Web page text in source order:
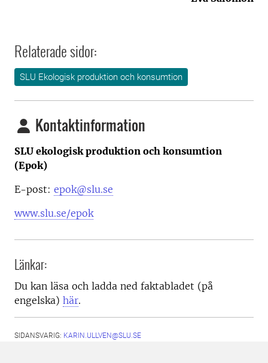
Relaterade sidor:
SLU Ekologisk produktion och konsumtion
Kontaktinformation
SLU ekologisk produktion och konsumtion
(Epok)
E-post: epok@slu.se
www.slu.se/epok
Länkar:
Du kan läsa och ladda ned faktabladet (på
engelska) här.
SIDANSVARIG: KARIN.ULLVEN@SLU.SE